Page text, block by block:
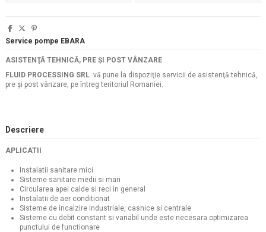
Service pompe EBARA
ASISTENŢĂ TEHNICĂ, PRE ŞI POST VÂNZARE
FLUID PROCESSING SRL vă pune la dispoziţie servicii de asistenţă tehnică,
pre şi post vânzare, pe întreg teritoriul Romaniei.
Descriere
APLICATII
Instalatii sanitare mici
Sisteme sanitare medii si mari
Circularea apei calde si reci in general
Instalatii de aer conditionat
Sisteme de incalzire industriale, casnice si centrale
Sisteme cu debit constant si variabil unde este necesara optimizarea
punctului de functionare